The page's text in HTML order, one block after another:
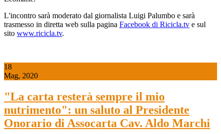
L'incontro sarà moderato dal giornalista Luigi Palumbo e sarà
trasmesso in diretta web sulla pagina Facebook di Ricicla.tv e sul
sito www.ricicla.tv.
18
Mag, 2020
"La carta resterà sempre il mio
nutrimento": un saluto al Presidente
Onorario di Assocarta Cav. Aldo Marchi